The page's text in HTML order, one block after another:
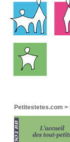
Petitestetes.com >